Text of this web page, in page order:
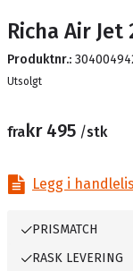
Richa Air
Produktnr.:
Lager
Utsolgt
frakr 495 /stk
Legg i
PRISMATCH
RASK LEVERING